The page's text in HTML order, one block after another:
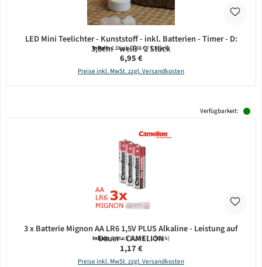
LED Mini Teelichter - Kunststoff - inkl. Batterien - Timer - D:
3,8cm - weiß - 2 Stück
Inhalt:2 Stück(3,48 € / 1 Stück)
Regulärer Preis:
6,95 €
Preise inkl. MwSt. zzgl. Versandkosten
Verfügbarkeit:
3 x Batterie Mignon AA LR6 1,5V PLUS Alkaline - Leistung auf
Dauer - CAMELION
Inhalt:3 Stück(0,39 € / 1 Stück)
Regulärer Preis:
1,17 €
Preise inkl. MwSt. zzgl. Versandkosten